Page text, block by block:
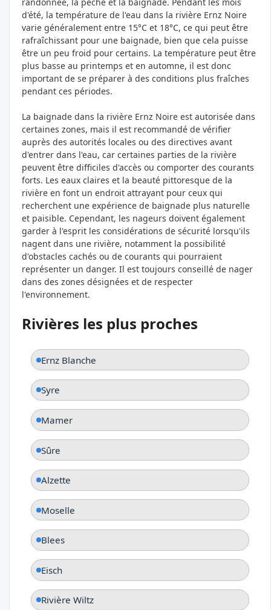
d'été, la température de l'eau dans la rivière Ernz Noire
varie généralement entre 15°C et 18°C, ce qui peut être
rafraîchissant pour une baignade, bien que cela puisse
être un peu froid pour certains. La température peut être
plus basse au printemps et en automne, il est donc
important de se préparer à des conditions plus fraîches
pendant ces périodes.
La baignade dans la rivière Ernz Noire est autorisée dans
certaines zones, mais il est recommandé de vérifier
auprès des autorités locales ou des directives avant
d'entrer dans l'eau, car certaines parties de la rivière
peuvent être difficiles d'accès ou comporter des courants
forts. Les eaux claires et la beauté pittoresque de la
rivière en font un endroit attrayant pour ceux qui
recherchent une expérience de baignade plus naturelle
et paisible. Cependant, les nageurs doivent également
garder à l'esprit les considérations de sécurité lorsqu'ils
nagent dans une rivière, notamment la possibilité
d'obstacles cachés ou de courants qui pourraient
représenter un danger. Il est toujours conseillé de nager
dans des zones désignées et de respecter
l'environnement.
Rivières les plus proches
Ernz Blanche
Syre
Mamer
Sûre
Alzette
Moselle
Blees
Eisch
Rivière Wiltz